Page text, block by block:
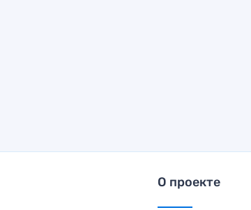
О проекте